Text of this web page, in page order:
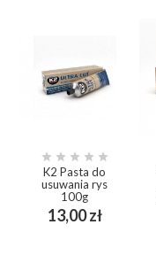
    
K2 Pasta do
usuwania rys
100g
13,00 złCena